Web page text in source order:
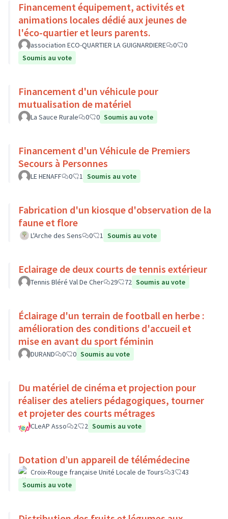
Financement équipement, activités et
animations locales dédié aux jeunes de
l'éco-quartier et leurs parents.
association ECO-QUARTIER LA GUIGNARDIERE 0
0
Soumis au vote
Financement d'un véhicule pour
mutualisation de matériel
La Sauce Rurale 0 0 Soumis au vote
Financement d'un Véhicule de Premiers
Secours à Personnes
LE HENAFF 0 1 Soumis au vote
Fabrication d'un kiosque d'observation de la
faune et flore
L'Arche des Sens 0 1 Soumis au vote
Eclairage de deux courts de tennis extérieur
Tennis Bléré Val De Cher 29 72 Soumis au vote
Éclairage d'un terrain de football en herbe :
amélioration des conditions d'accueil et
mise en avant du sport féminin
DURAND 0 0 Soumis au vote
Du matériel de cinéma et projection pour
réaliser des ateliers pédagogiques, tourner
et projeter des courts métrages
CLeAP Asso 2 2 Soumis au vote
Dotation d’un appareil de télémédecine
Croix-Rouge française Unité Locale de Tours 3
43
Soumis au vote